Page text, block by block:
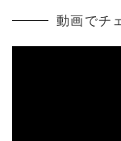
動画でチ